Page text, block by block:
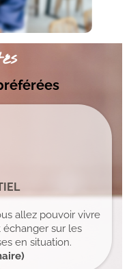
allez pouvoir vivre
sur les
en situation.